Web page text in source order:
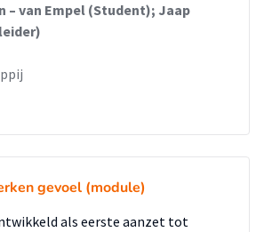
– van Empel (Student); Jaap
gevoel (module)
als eerste aanzet tot